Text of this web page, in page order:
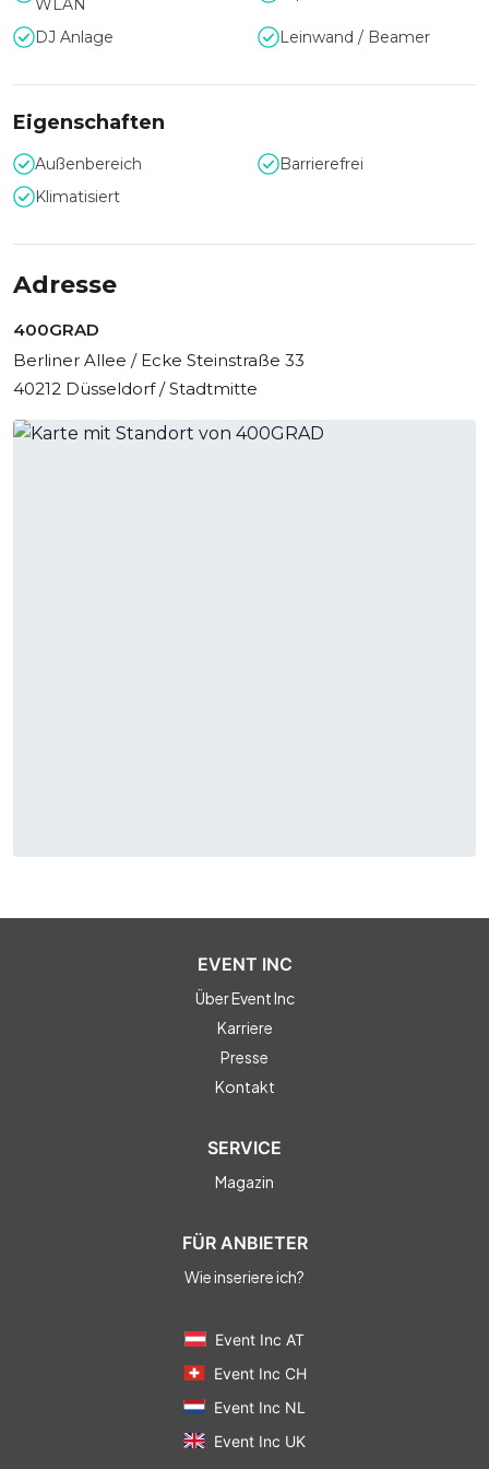
Das 400GRAD können Sie außerhalb der Öffnungszeiten
des Bistros montags bis freitagsab 18 Uhr und sonntags
WLAN
DJ Anlage Leinwand / Beamer
Eigenschaften
Außenbereich
Barrierefrei
Klimatisiert
Adresse
400GRAD
Berliner Allee / Ecke Steinstraße 33
40212 Düsseldorf / Stadtmitte
EVENT INC
Über Event Inc
Karriere
Presse
Kontakt
SERVICE
Magazin
FÜR ANBIETER
Wie inseriere ich?
Event Inc AT
Event Inc CH
Event Inc NL
Event Inc UK